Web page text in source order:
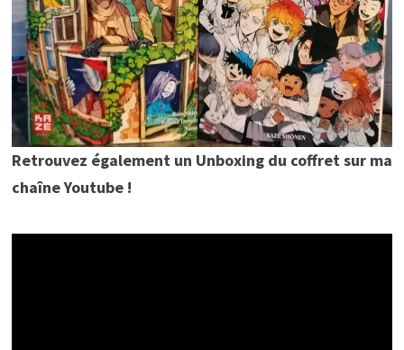
Retrouvez également un Unboxing du coffret sur ma
chaîne Youtube !